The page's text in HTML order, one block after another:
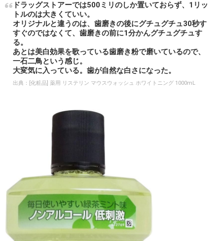
ドラッグストアーでは500ミリのしか置いておらず、1リッ
トルのは大きくていい。
オリジナルと違うのは、歯磨きの後にグチュグチュ30秒す
すぐのではなくて、歯磨きの前に1分かんグチュグチュす
る。
あとは美白効果を歌っている歯磨き粉で磨いているので、
一石二鳥という感じ。
大変気に入っている。歯が自然な白さになった。
出典： [化粧品] 薬用 リステリン マウスウォッシュ ホワイトニング 1000mL